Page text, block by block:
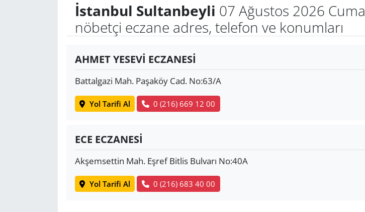
İstanbul Sultanbeyli 07 Ağustos 2026 Cuma
nöbetçi eczane adres, telefon ve konumları
AHMET YESEVİ ECZANESİ
Battalgazi Mah. Paşaköy Cad. No:63/A
Yol Tarifi Al 0 (216) 669 12 00
ECE ECZANESİ
Akşemsettin Mah. Eşref Bitlis Bulvarı No:40A
Yol Tarifi Al 0 (216) 683 40 00